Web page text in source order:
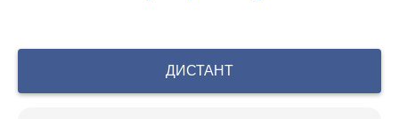
ДИСТАНТ